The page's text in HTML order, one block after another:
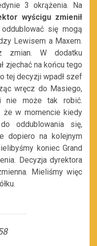
3 okrążenia. Na
wyścigu zmienił
się mogą
Lewisem a Maxem.
zmian. W dodatku
zjechać na końcu tego
tej decyzji wpadł szef
wręcz do Masiego,
nie może tak robić.
że w momencie kiedy
oddublowania się,
dopiero na kolejnym
koniec Grand
Decyzja dyrektora
Mieliśmy więc